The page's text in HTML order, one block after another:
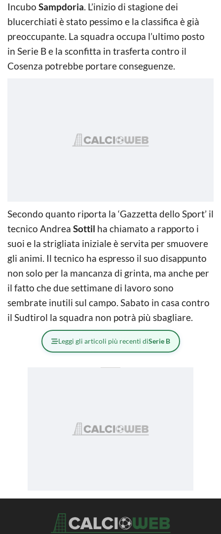
Incubo Sampdoria. L’inizio di stagione dei
blucerchiati è stato pessimo e la classifica è già
preoccupante. La squadra occupa l’ultimo posto
in Serie B e la sconfitta in trasferta contro il
Cosenza potrebbe portare conseguenze.
Secondo quanto riporta la ‘Gazzetta dello Sport’ il
tecnico Andrea Sottil ha chiamato a rapporto i
suoi e la strigliata iniziale è servita per smuovere
gli animi. Il tecnico ha espresso il suo disappunto
non solo per la mancanza di grinta, ma anche per
il fatto che due settimane di lavoro sono
sembrate inutili sul campo. Sabato in casa contro
il Sudtirol la squadra non potrà più sbagliare.
Leggi gli articoli più recenti diSerie B